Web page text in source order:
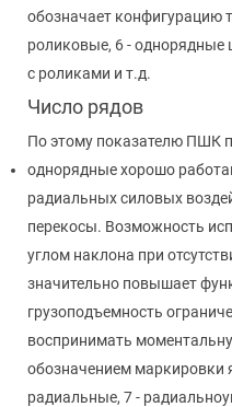
обозначает конфигурацию
роликовые, 6 - однорядные
с роликами и т.д.
Число рядов
По этому показателю ПШК
однорядные хорошо
радиальных силовых
перекосы. Возможность
углом наклона при
значительно повышает
грузоподъемность
воспринимать
обозначением маркировки
радиальные, 7 -